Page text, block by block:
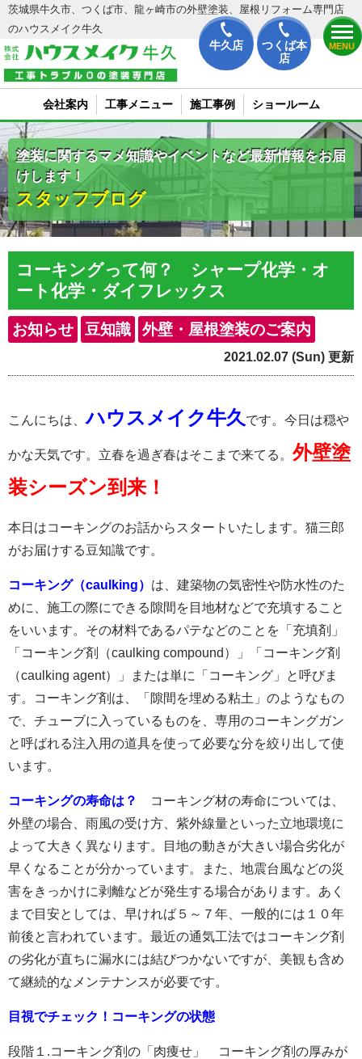
牛久店
つくば本
店
MENU
茨城県牛久市、つくば市、龍ヶ崎市の外壁塗装、屋根リフォーム専門店
のハウスメイク牛久
会社案内 工事メニュー 施工事例 ショールーム
塗装に関するマメ知識やイベントなど最新情報をお届
けします！
スタッフブログ
コーキングって何？ シャープ化学・オ
ート化学・ダイフレックス
お知らせ 豆知識 外壁・屋根塗装のご案内
2021.02.07 (Sun) 更新
こんにちは、ハウスメイク牛久 です。今日は穏や
かな天気です。立春を過ぎ春はそこまで来てる。 外壁塗
装シーズン到来！
本日はコーキングのお話からスタートいたします。猫三郎
がお届けする豆知識です。
コーキング（caulking） は、建築物の気密性や防水性のた
めに、施工の際にできる隙間を目地材などで充填すること
をいいます。その材料であるパテなどのことを「充填剤」
「コーキング剤（caulking compound）」「コーキング剤
（caulking agent）」または単に「コーキング」と呼びま
す。コーキング剤は、「隙間を埋める粘土」のようなもの
で、チューブに入っているものを、専用のコーキングガン
と呼ばれる注入用の道具を使って必要な分を絞り出して使
います。
コーキングの寿命は？
コーキング材の寿命については、
外壁の場合、雨風の受け方、紫外線量といった立地環境に
よって大きく異なります。目地の動きが大きい場合劣化が
早くなることが分かっています。また、地震台風などの災
害をきっかけに剥離などが発生する場合があります。あく
まで目安としては、早ければ５～７年、一般的には１０年
前後と言われています。最近の通気工法ではコーキング剤
の劣化が直ちに漏水には結びつかないですが、美観も含め
て継続的なメンテナンスが必要です。
目視でチェック！コーキングの状態
段階１.コーキング剤の「肉痩せ」 コーキング剤の厚みが